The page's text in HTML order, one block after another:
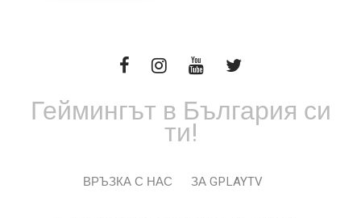
Геймингът в България си
ти!
ВРЪЗКА С НАС ЗА GPLAYTV